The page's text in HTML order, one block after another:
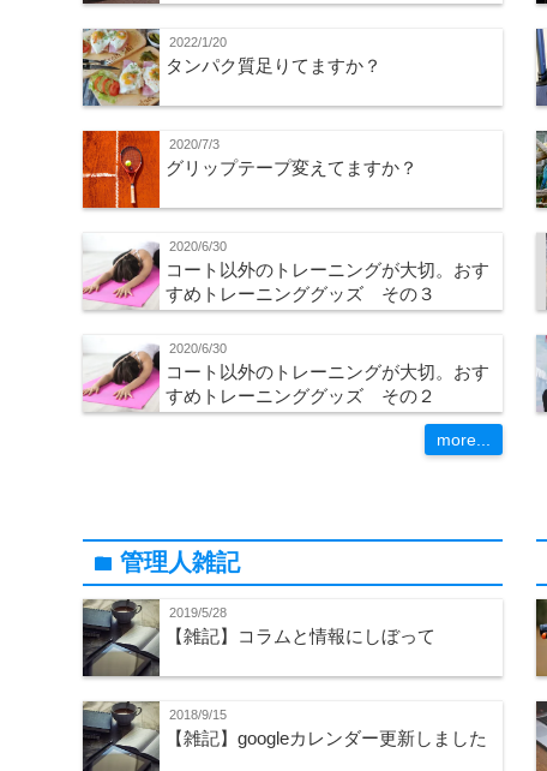
2022/1/20
タンパク質足りてますか？
2020/7/3
グリップテープ変えてますか？
2020/6/30
コート以外のトレーニングが大切。おす
すめトレーニンググッズ その３
2020/6/30
コート以外のトレーニングが大切。おす
すめトレーニンググッズ その２
more...
folder 管理人雑記
2019/5/28
【雑記】コラムと情報にしぼって
2018/9/15
【雑記】googleカレンダー更新しました